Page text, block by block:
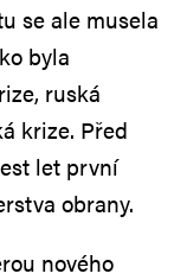
se ale musela
byla
ruská
krize. Před
let první
obrany.
nového